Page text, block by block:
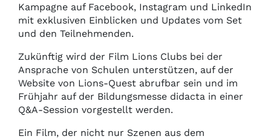
Kampagne auf Facebook, Instagram und LinkedIn
mit exklusiven Einblicken und Updates vom Set
und den Teilnehmenden.
Zukünftig wird der Film Lions Clubs bei der
Ansprache von Schulen unterstützen, auf der
Website von Lions-Quest abrufbar sein und im
Frühjahr auf der Bildungsmesse didacta in einer
Q&A-Session vorgestellt werden.
Ein Film, der nicht nur Szenen aus dem